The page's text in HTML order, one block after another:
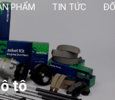
PHẨM TIN TỨC
tô